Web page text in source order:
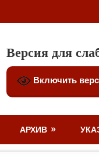
Версия для
Включить
АРХИВ